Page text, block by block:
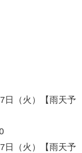
（火）【雨天予
（火）【雨天予